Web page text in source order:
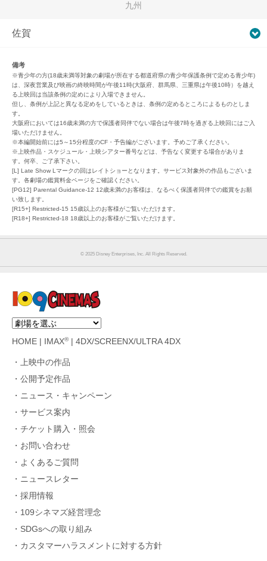
九州
佐賀
備考
※青少年の方(18歳未満等対象の劇場が所在する都道府県の青少年保護条例で定める青少年)
は、深夜営業及び映画の終映時間が午後11時(大阪府、群馬県、三重県は午後10時）を越え
る上映回は当該条例の定めにより入場できません。
但し、条例が上記と異なる定めをしているときは、条例の定めるところによるものとしま
す。
大阪府においては16歳未満の方で保護者同伴でない場合は午後7時を過ぎる上映回にはご入
場いただけません。
※本編開始前には5～15分程度のCF・予告編がございます。予めご了承ください。
※上映作品・スケジュール・上映シアター番号などは、予告なく変更する場合がありま
す。何卒、ご了承下さい。
[L] Late Show Lマークの回はレイトショーとなります。サービス対象外の作品もございま
す。各劇場の鑑賞料金ページをご確認ください。
[PG12] Parental Guidance-12 12歳未満のお客様は、なるべく保護者同伴での鑑賞をお願
い致します。
[R15+] Restricted-15 15歳以上のお客様がご覧いただけます。
[R18+] Restricted-18 18歳以上のお客様がご覧いただけます。
© 2025 Disney Enterprises, Inc. All Rights Reserved.
HOME IMAX®| 4DX/SCREENX/ULTRA 4DX
上映中の作品
公開予定作品
ニュース・キャンペーン
サービス案内
チケット購入・照会
お問い合わせ
よくあるご質問
ニュースレター
採用情報
109シネマズ経営理念
SDGsへの取り組み
カスタマーハラスメントに対する方針